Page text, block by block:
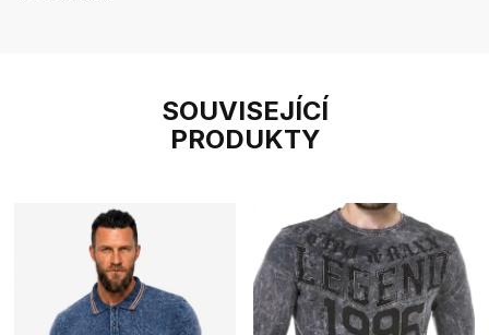
SOUVISEJÍCÍ
PRODUKTY